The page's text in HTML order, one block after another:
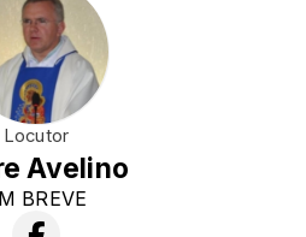
Locutor
Avelino
BREVE